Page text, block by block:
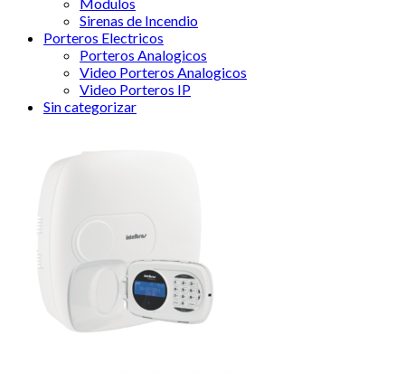
Sirenas de Incendio
Porteros Electricos
Porteros Analogicos
Video Porteros Analogicos
Video Porteros IP
Sin categorizar